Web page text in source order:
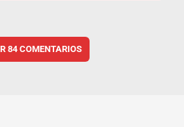
84 COMENTARIOS